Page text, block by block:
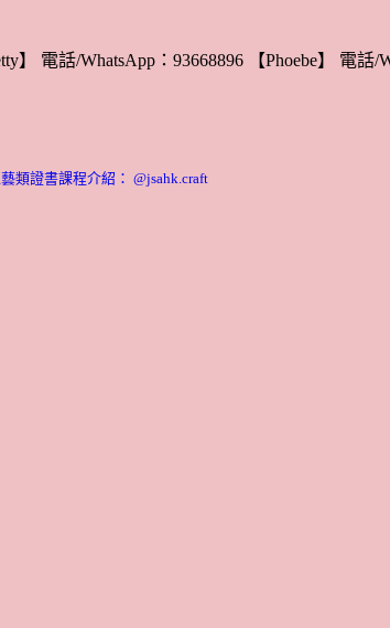
】 電話/WhatsApp：93668896 【Phoebe】 電話/
類證書課程介紹： @jsahk.craft